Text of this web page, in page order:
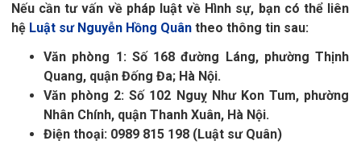
Nếu cần tư vấn về pháp luật về Hình sự, bạn có thể liên
hệ Luật sư Nguyễn Hồng Quân theo thông tin sau:
Văn phòng 1: Số 168 đường Láng, phường Thịnh
Quang, quận Đống Đa; Hà Nội.
Văn phòng 2: Số 102 Nguỵ Như Kon Tum, phường
Nhân Chính, quận Thanh Xuân, Hà Nội.
Điện thoại: 0989 815 198 (Luật sư Quân)